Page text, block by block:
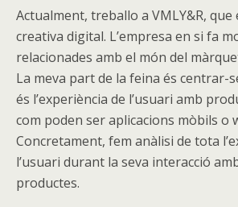
Actualment, treballo a VMLY&R, que
creativa digital. L’empresa en si fa
relacionades amb el món del
La meva part de la feina és centrar-
és l’experiència de l’usuari amb
com poden ser aplicacions mòbils o
Concretament, fem anàlisi de tota
l’usuari durant la seva interacció
productes.